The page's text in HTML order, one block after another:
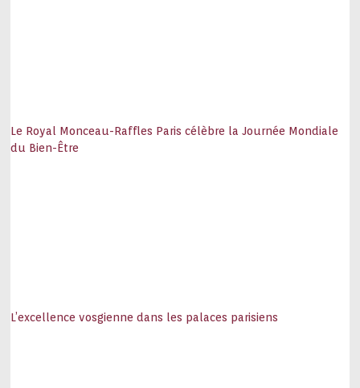
Le Royal Monceau-Raffles Paris célèbre la Journée Mondiale
du Bien-Être
L’excellence vosgienne dans les palaces parisiens